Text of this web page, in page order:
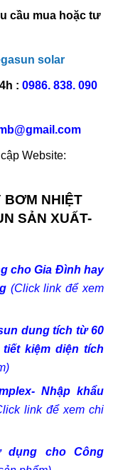
cầu mua hoặc tư
solar
: 0986. 838. 090
Website:
BƠM NHIỆT
SẢN XUẤT-
cho Gia Đình hay
(Click link để xem
dung tích từ 60
kiệm diện tích
Nhập khẩu
link để xem chi
dụng cho Công